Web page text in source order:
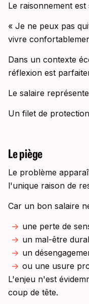
Le raisonnement est
« Je ne peux pas
vivre
Dans un contexte
réflexion est
Le salaire
Un filet de
Le piège
Le problème
l'unique raison de
Car un bon salaire
une perte de
un mal-être
un
ou une usure
L'enjeu n'est
coup de tête.